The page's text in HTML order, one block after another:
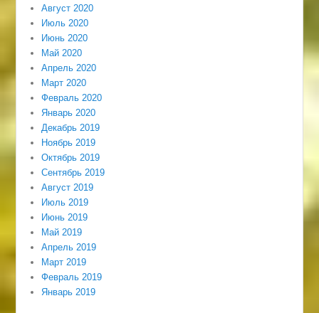
Август 2020
Июль 2020
Июнь 2020
Май 2020
Апрель 2020
Март 2020
Февраль 2020
Январь 2020
Декабрь 2019
Ноябрь 2019
Октябрь 2019
Сентябрь 2019
Август 2019
Июль 2019
Июнь 2019
Май 2019
Апрель 2019
Март 2019
Февраль 2019
Январь 2019